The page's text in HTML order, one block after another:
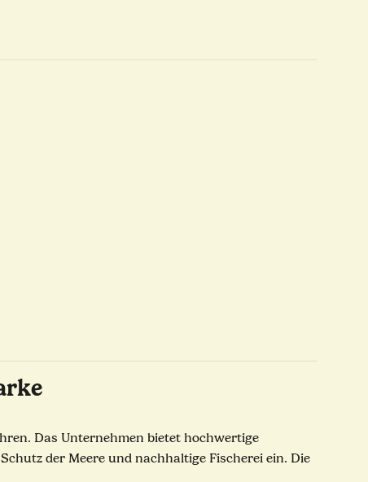
Das Unternehmen bietet hochwertige
der Meere und nachhaltige Fischerei ein. Die